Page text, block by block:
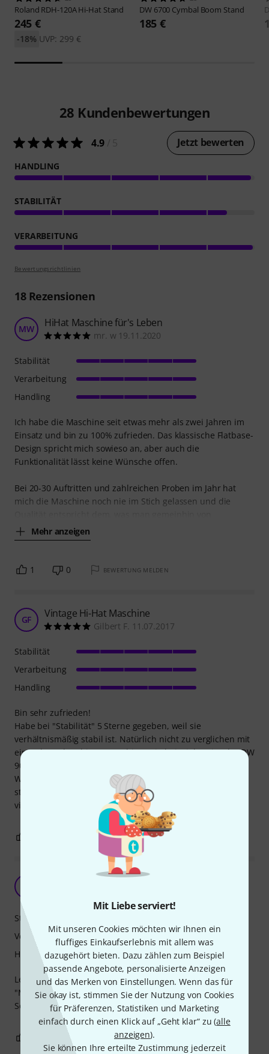
Mit Liebe serviert!
Mit unseren Cookies möchten wir Ihnen ein
fluffiges Einkaufserlebnis mit allem was
dazugehört bieten. Dazu zählen zum Beispiel
passende Angebote, personalisierte Anzeigen
und das Merken von Einstellungen. Wenn das für
Sie okay ist, stimmen Sie der Nutzung von Cookies
für Präferenzen, Statistiken und Marketing
einfach durch einen Klick auf „Geht klar“ zu (alle
anzeigen).
Sie können Ihre erteilte Zustimmung jederzeit
Roland RDH-120A Hi-Hat Stand
245 €
UVP: 299 €
-18%
DW 6700 Cymbal Boom Stand
185 €
28 Kundenbewertungen
4.9 Jetzt bewerten
HANDLING
STABILITÄT
VERARBEITUNG
Bewertungsrichtlinien
18Rezensionen
MW HiHat Maschine für's Leben
mr. w 19.11.2020
Ich habe die Maschine seit etwas mehr als zwei Jahren im
Einsatz und bin zu 100% zufrieden. Das klassische Flatbase-
Design spricht mich sowieso an, aber auch die
Funktionalität lässt keine Wünsche offen.
Bei 20-30 Auftritten und zahlreichen Proben im Jahr hat
mich die Maschine noch nie im Stich gelassen und die
Mehr anzeigen
Stabilität
Verarbeitung
Handling
1 0 BEWERTUNG MELDEN
GF Vintage Hi-Hat Maschine
Gilbert F. 11.07.2017
Bin sehr zufrieden!
Habe bei "Stabilität" 5 Sterne gegeben, weil sie
verhältnismäßig stabil ist. Natürlich nicht zu verglichen mit
einer doppelstrebigen Maschine, wie beispielsweise der DW
9000.
Wenn man eine Hi-Hat Maschine sucht, die bombenfest
steht und sich keinen Millimeter bewegt, sollte man
vielleicht doch lieber etwas robusteres wählen.
Stabilität
Verarbeitung
Handling
BEWERTUNG MELDEN
Top Produkt!
Leichte und stabile HH-Fußmaschine. Ergänzt perfekt mein
"Mini-Set": Cajon als BD + DW CP 5000 CJ Cajon Pedal und
Sonor Junge SN. Top DW-Produkt.
Stabilität
Verarbeitung
Handling
0 BEWERTUNG MELDEN